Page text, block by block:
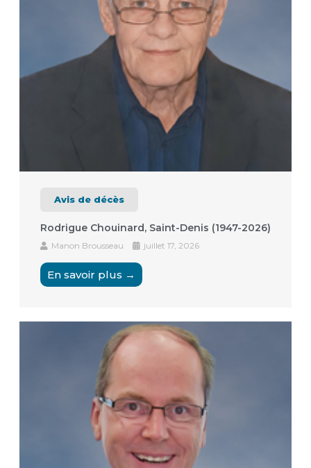
Avis de décès
Rodrigue Chouinard, Saint-Denis (1947-2026)
Manon Brousseau juillet 17, 2026
En savoir plus →